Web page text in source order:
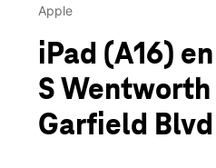
Vie.:
5401 S Wentworth Ave Ste 2B
Apple
iPad (A16)
S Wentworth
Garfield Blvd